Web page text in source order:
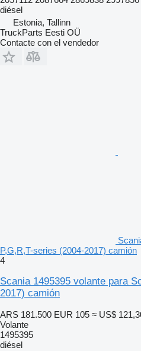
diésel
Estonia, Tallinn
TruckParts Eesti OÜ
Contacte con el vendedor
P,G,R,T-series (2004-2017) camión
4
Scania 1495395 volante para
2017) camión
ARS 181.500 EUR 105 ≈ US$
Volante
1495395
diésel